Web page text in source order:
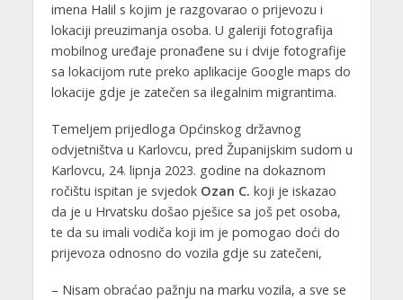
imena Halil s kojim je razgovarao o prijevozu i
lokaciji preuzimanja osoba. U galeriji fotografija
mobilnog uređaje pronađene su i dvije fotografije
sa lokacijom rute preko aplikacije Google maps do
lokacije gdje je zatečen sa ilegalnim migrantima.
Temeljem prijedloga Općinskog državnog
odvjetništva u Karlovcu, pred Županijskim sudom u
Karlovcu, 24. lipnja 2023. godine na dokaznom
ročištu ispitan je svjedok Ozan C. koji je iskazao
da je u Hrvatsku došao pješice sa još pet osoba,
te da su imali vodiča koji im je pomogao doći do
prijevoza odnosno do vozila gdje su zatečeni,
– Nisam obraćao pažnju na marku vozila, a sve se